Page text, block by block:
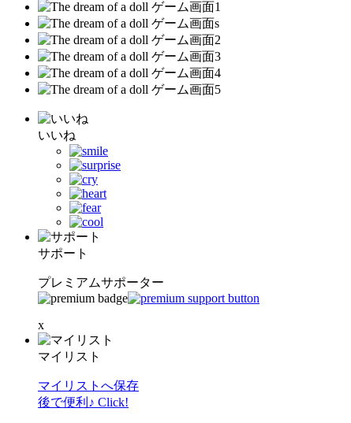
いいね
サポート
プレミアムサポーター
x
マイリスト
マイリストへ保存
後で便利♪ Click!